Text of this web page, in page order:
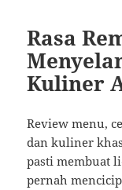
Rasa
Kuliner
Review menu,
dan kuliner
pasti membuat
pernah